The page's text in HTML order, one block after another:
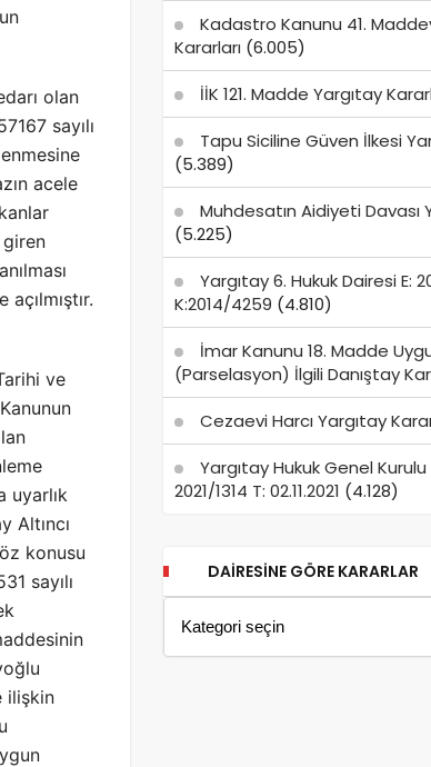
olan
sayılı
acele
giren
ve
uyarlık
Altıncı
konusu
sayılı
ilişkin
Kadastro Kanunu 41.
Kararları (6.005)
İİK 121. Madde Yargıtay
Tapu Siciline Güven İlkesi
(5.389)
Muhdesatın Aidiyeti Davası
(5.225)
Yargıtay 6. Hukuk Dairesi E:
K:2014/4259 (4.810)
İmar Kanunu 18. Madde
(Parselasyon) İlgili Danıştay
Cezaevi Harcı Yargıtay
Yargıtay Hukuk Genel Kurulu
2021/1314 T: 02.11.2021 (4.128)
DAIRESINE GÖRE KARARLAR